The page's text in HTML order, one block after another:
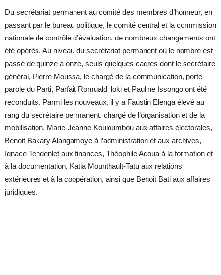
Du secrétariat permanent au comité des membres d’honneur, en
passant par le bureau politique, le comité central et la commission
nationale de contrôle d’évaluation, de nombreux changements ont
été opérés. Au niveau du secrétariat permanent où le nombre est
passé de quinze à onze, seuls quelques cadres dont le secrétaire
général, Pierre Moussa, le chargé de la communication, porte-
parole du Parti, Parfait Romuald Iloki et Pauline Issongo ont été
reconduits. Parmi les nouveaux, il y a Faustin Elenga élevé au
rang du secrétaire permanent, chargé de l’organisation et de la
mobilisation, Marie-Jeanne Kouloumbou aux affaires électorales,
Benoit Bakary Alangamoye à l’administration et aux archives,
Ignace Tendenlet aux finances, Théophile Adoua à la formation et
à la documentation, Katia Mounthault-Tatu aux relations
extérieures et à la coopération, ainsi que Benoit Bati aux affaires
juridiques.